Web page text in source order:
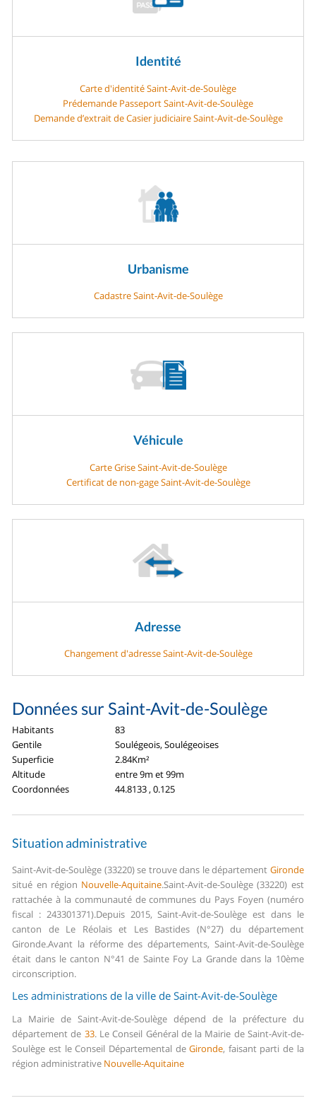
Identité
Carte d'identité Saint-Avit-de-Soulège
Prédemande Passeport Saint-Avit-de-Soulège
Demande d’extrait de Casier judiciaire Saint-Avit-de-Soulège
Urbanisme
Cadastre Saint-Avit-de-Soulège
Véhicule
Carte Grise Saint-Avit-de-Soulège
Certificat de non-gage Saint-Avit-de-Soulège
Adresse
Changement d'adresse Saint-Avit-de-Soulège
Données sur Saint-Avit-de-Soulège
Habitants
83
Gentile
Soulégeois, Soulégeoises
Superficie
2.84Km²
Altitude
entre 9m et 99m
Coordonnées
44.8133 , 0.125
Situation administrative
Saint-Avit-de-Soulège (33220) se trouve dans le département Gironde
situé en région Nouvelle-Aquitaine.Saint-Avit-de-Soulège (33220) est
rattachée à la communauté de communes du Pays Foyen (numéro
fiscal : 243301371).Depuis 2015, Saint-Avit-de-Soulège est dans le
canton de Le Réolais et Les Bastides (N°27) du département
Gironde.Avant la réforme des départements, Saint-Avit-de-Soulège
était dans le canton N°41 de Sainte Foy La Grande dans la 10ème
circonscription.
Les administrations de la ville de Saint-Avit-de-Soulège
La Mairie de Saint-Avit-de-Soulège dépend de la préfecture du
département de 33.Le Conseil Général de la Mairie de Saint-Avit-de-
Soulège est le Conseil Départemental deGironde, faisant parti de la
région administrative Nouvelle-Aquitaine